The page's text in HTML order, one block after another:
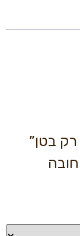
בטן”